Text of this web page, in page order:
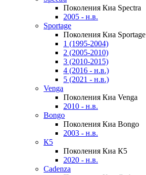
Поколения Киа Spectra
2005 - н.в.
Sportage
Поколения Киа Sportage
1 (1995-2004)
2 (2005-2010)
3 (2010-2015)
4 (2016 - н.в.)
5 (2021 - н.в.)
Venga
Поколения Киа Venga
2010 - н.в.
Bongo
Поколения Киа Bongo
2003 - н.в.
К5
Поколения Киа К5
2020 - н.в.
Cadenza